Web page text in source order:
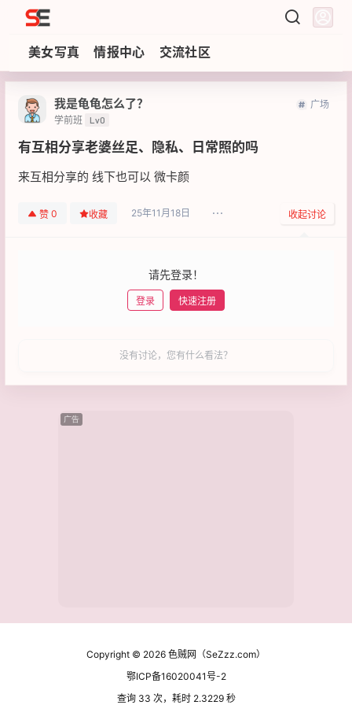
Sezzz
美女写真 情报中心 交流社区
我是龟龟怎么了？
学前班 Lv0
广场
有互相分享老婆丝足、隐私、日常照的吗
来互相分享的 线下也可以 微卡颜
赞 0 收藏 25年11月18日 收起讨论
请先登录！
登录 快速注册
没有讨论，您有什么看法？
广告
Copyright © 2026 色贼网（SeZzz.com）
鄂ICP备16020041号-2
查询 33 次，耗时 2.3229 秒